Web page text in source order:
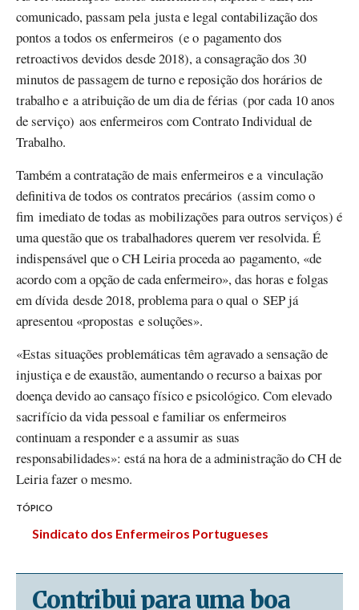
comunicado, passam pela justa e legal contabilização dos
pontos a todos os enfermeiros (e o pagamento dos
retroactivos devidos desde 2018), a consagração dos 30
minutos de passagem de turno e reposição dos horários de
trabalho e a atribuição de um dia de férias (por cada 10 anos
de serviço) aos enfermeiros com Contrato Individual de
Trabalho.
Também a contratação de mais enfermeiros e a vinculação
definitiva de todos os contratos precários (assim como o
fim imediato de todas as mobilizações para outros serviços) é
uma questão que os trabalhadores querem ver resolvida. É
indispensável que o CH Leiria proceda ao pagamento, «de
acordo com a opção de cada enfermeiro», das horas e folgas
em dívida desde 2018, problema para o qual o SEP já
apresentou «propostas e soluções».
«Estas situações problemáticas têm agravado a sensação de
injustiça e de exaustão, aumentando o recurso a baixas por
doença devido ao cansaço físico e psicológico. Com elevado
sacrifício da vida pessoal e familiar os enfermeiros
continuam a responder e a assumir as suas
responsabilidades»: está na hora de a administração do CH de
Leiria fazer o mesmo.
TÓPICO
Sindicato dos Enfermeiros Portugueses
Contribui para uma boa